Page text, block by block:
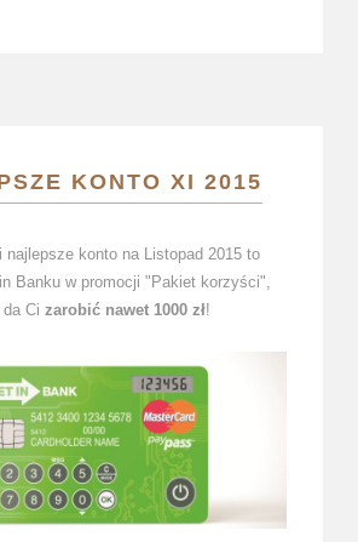
KONTO XI 2015
najlepsze konto na Listopad 2015 to
Banku w promocji "Pakiet korzyści",
da Ci zarobić nawet 1000 zł!